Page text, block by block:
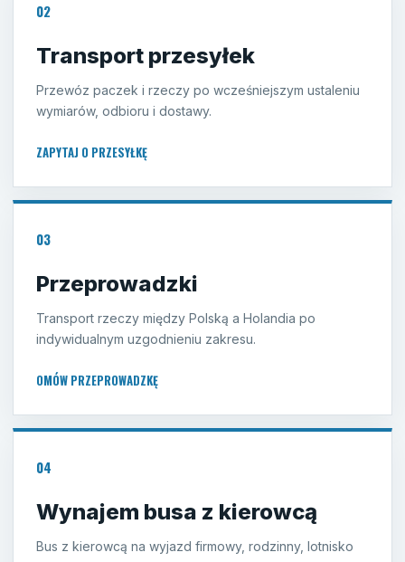
02
Transport przesyłek
Przewóz paczek i rzeczy po wcześniejszym ustaleniu
wymiarów, odbioru i dostawy.
ZAPYTAJ O PRZESYŁKĘ
03
Przeprowadzki
Transport rzeczy między Polską a Holandia po
indywidualnym uzgodnieniu zakresu.
OMÓW PRZEPROWADZKĘ
04
Wynajem busa z kierowcą
Bus z kierowcą na wyjazd firmowy, rodzinny, lotnisko